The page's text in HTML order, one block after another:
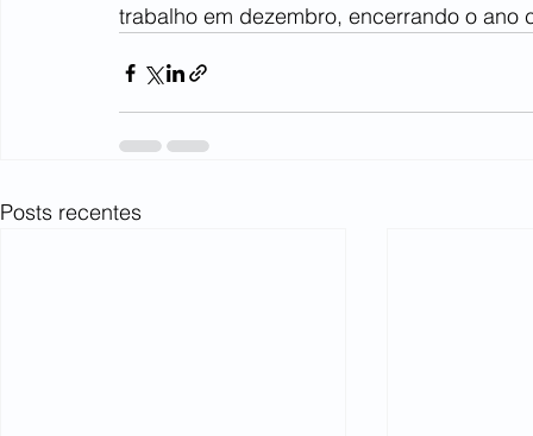
trabalho em dezembro, encerrando o ano
Posts recentes